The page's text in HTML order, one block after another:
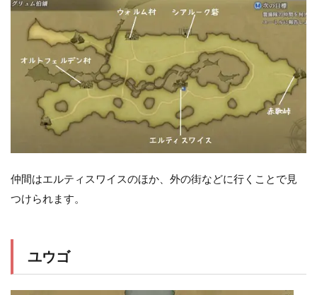
仲間はエルティスワイスのほか、外の街などに行くことで見
つけられます。
ユウゴ